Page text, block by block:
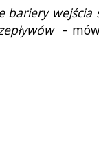
wejścia
–